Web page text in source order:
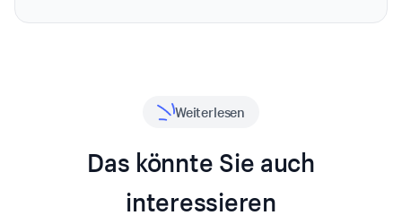
Weiterlesen
Das könnte Sie auch
interessieren